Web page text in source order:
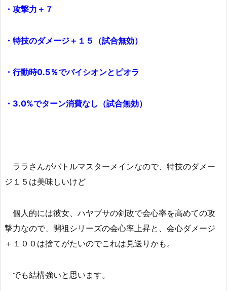
・攻撃力＋７
・特技のダメージ＋１５（試合無効）
・行動時0.5％でバイシオンとピオラ
・3.0%でターン消費なし（試合無効）
ララさんがバトルマスターメインなので、特技のダメー
ジ１５は美味しいけど
個人的には彼女、ハヤブサの剣改で会心率を高めての攻
撃力なので、開祖シリーズの会心率上昇と、会心ダメージ
＋１００は捨てがたいのでこれは見送りかも。
でも結構強いと思います。